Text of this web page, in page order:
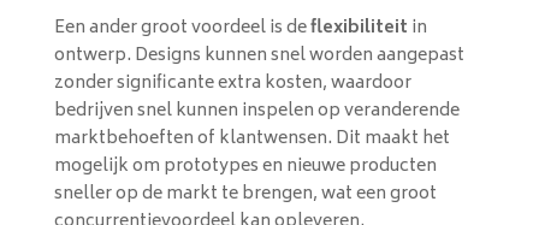
Een ander groot voordeel is deflexibiliteit in
ontwerp. Designs kunnen snel worden aangepast
zonder significante extra kosten, waardoor
bedrijven snel kunnen inspelen op veranderende
marktbehoeften of klantwensen. Dit maakt het
mogelijk om prototypes en nieuwe producten
sneller op de markt te brengen, wat een groot